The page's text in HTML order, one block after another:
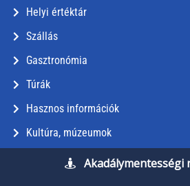
Helyi értéktár
Szállás
Gasztronómia
Túrák
Hasznos információk
Kultúra, múzeumok
Akadálymentességi